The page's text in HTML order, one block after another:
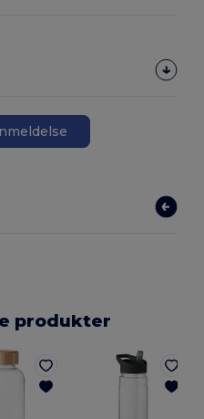
produkter